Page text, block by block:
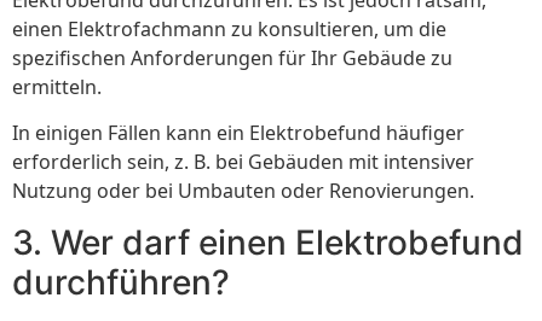
einen Elektrofachmann zu konsultieren, um die
spezifischen Anforderungen für Ihr Gebäude zu
ermitteln.
In einigen Fällen kann ein Elektrobefund häufiger
erforderlich sein, z. B. bei Gebäuden mit intensiver
Nutzung oder bei Umbauten oder Renovierungen.
3. Wer darf einen Elektrobefund
durchführen?